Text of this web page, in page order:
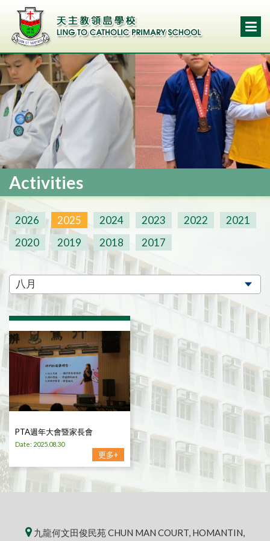
Activities
2026 2025 2024 2023 2022
2021
2020
2019 2018 2017
PTA週年大會暨家長會
Date: 2025.08.30
更多+
九龍何文田俊民苑 CHUN MAN COURT, HOMANTIN,